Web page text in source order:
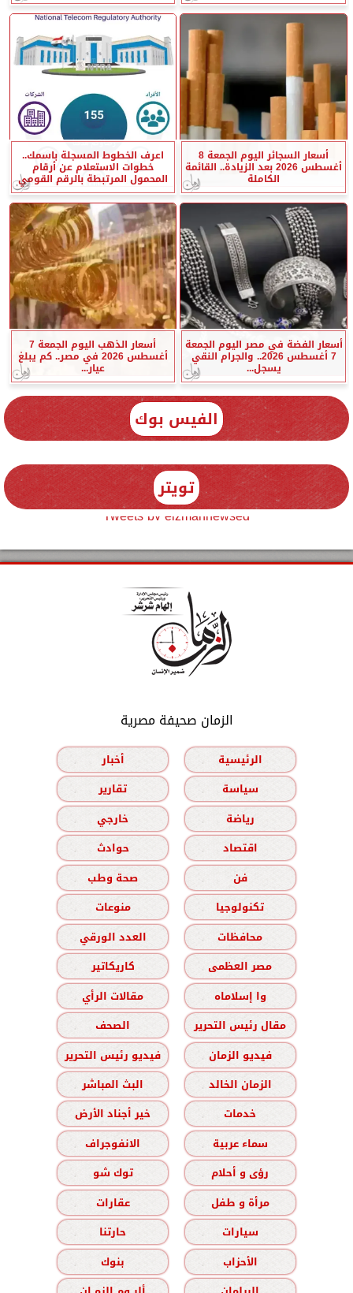
أسعار السجائر اليوم الجمعة 8
أغسطس 2026 بعد الزيادة.. القائمة
الكاملة
اعرف الخطوط المسجلة باسمك..
خطوات الاستعلام عن أرقام
المحمول المرتبطة بالرقم القومي
أسعار الفضة في مصر اليوم الجمعة
7 أغسطس 2026.. والجرام النقي
يسجل...
أسعار الذهب اليوم الجمعة 7
أغسطس 2026 في مصر.. كم يبلغ
عيار...
الفيس بوك
تويتر
Tweets by elzmannewseg
الزمان صحيفة مصرية
الرئيسية
أخبار
سياسة
تقارير
رياضة
خارجي
اقتصاد
حوادث
فن
صحة وطب
تكنولوجيا
منوعات
محافظات
العدد الورقي
مصر العظمى
كاريكاتير
وا إسلاماه
مقالات الرأي
مقال رئيس التحرير
الصحف
فيديو الزمان
فيديو رئيس التحرير
الزمان الخالد
البث المباشر
خدمات
خير أجناد الأرض
سماء عربية
الانفوجراف
رؤى و أحلام
توك شو
مرأة و طفل
عقارات
سيارات
حارتنا
الأحزاب
بنوك